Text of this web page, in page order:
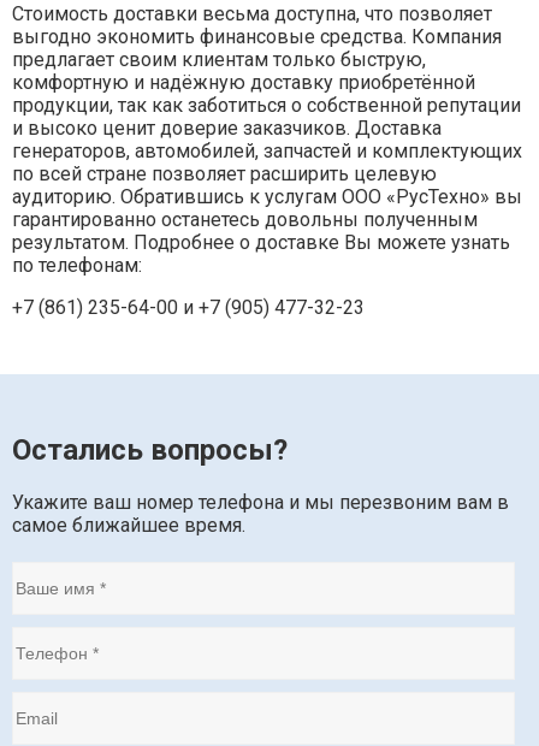
Стоимость доставки весьма доступна, что позволяет
выгодно экономить финансовые средства. Компания
предлагает своим клиентам только быструю,
комфортную и надёжную доставку приобретённой
продукции, так как заботиться о собственной репутации
и высоко ценит доверие заказчиков. Доставка
генераторов, автомобилей, запчастей и комплектующих
по всей стране позволяет расширить целевую
аудиторию. Обратившись к услугам ООО «РусТехно» вы
гарантированно останетесь довольны полученным
результатом. Подробнее о доставке Вы можете узнать
по телефонам:
+7 (861) 235-64-00 и +7 (905) 477-32-23
Остались вопросы?
Укажите ваш номер телефона и мы перезвоним вам в
самое ближайшее время.